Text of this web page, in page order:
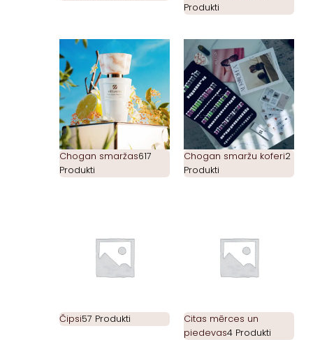
Produkti
Chogan smaržas617
Produkti
Chogan smaržu koferi2
Produkti
Čipsi57 Produkti
Citas mērces un
piedevas4 Produkti